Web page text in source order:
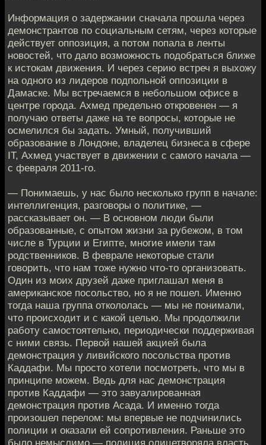
Информация о задержании сначала прошла через
демонстрантов по социальным сетям, через которые
действует оппозиция, а потом попала в ленты
новостей, что дало возможность подобраться ближе
к истокам движения. И через серию встреч я выхожу
на одного из лидеров подпольной оппозиции в
Дамаске. Мы встречаемся в небольшом офисе в
центре города. Ахмед предельно откровенен — я
получаю ответы даже на те вопросы, которые не
осмелился бы задать. Умный, получивший
образование в Лондоне, владелец бизнеса в сфере
IT, Ахмед участвует в движении с самого начала —
с февраля 2011-го.
— Понимаешь, у нас было несколько групп в начале:
интеллигенция, разговоры о политике, —
рассказывает он. — В основном люди были
образованные, с опытом жизни за рубежом, в том
числе в Турции и Египте, многие имели там
родственников. В феврале некоторые стали
говорить, что нам тоже нужно что-то организовать.
Один из моих друзей даже приглашал меня в
американское посольство, но я не пошел. Именно
тогда наша группа откололась — мы не понимали,
что происходит и с какой целью. Мы продолжили
работу самостоятельно, периодически поддерживая
с ними связь. Первой нашей акцией была
демонстрация у ливийского посольства против
Каддафи. Мы просто хотели посмотреть, что мы в
принципе можем. Ведь для нас демонстрация
против Каддафи — это завуалированная
демонстрация против Асада. И именно тогда
произошел перелом: мы впервые не подчинились
полиции и оказали ей сопротивления. Раньше это